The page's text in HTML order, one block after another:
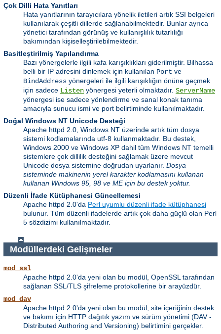
Çok Dilli Hata Yanıtları
Hata yanıtlarının tarayıcılara yönelik iletileri artık SSI belgeleri
kullanılarak çeşitli dillerde sağlanabilmektedir. Bunlar ayrıca
yönetici tarafından görünüş ve kullanışlılık tutarlılığı
bakımından kişiselleştirilebilmektedir.
Basitleştirilmiş Yapılandırma
Bazı yönergelerle ilgili kafa karışıklıkları giderilmiştir. Bilhassa
belli bir IP adresini dinlemek için kullanılan Port ve
BindAddress yönergeleri ile ilgili karışıklığın önüne geçmek
için sadece Listen yönergesi yeterli olmaktadır. ServerName
yönergesi ise sadece yönlendirme ve sanal konak tanıma
amacıyla sunucu ismi ve port belirtiminde kullanılmaktadır.
Doğal Windows NT Unicode Desteği
Apache httpd 2.0, Windows NT üzerinde artık tüm dosya
sistemi kodlamalarında utf-8 kullanmaktadır. Bu destek,
Windows 2000 ve Windows XP dahil tüm Windows NT temelli
sistemlere çok dillilik desteğini sağlamak üzere mevcut
Unicode dosya sistemine doğrudan uyarlanır. Dosya
sisteminde makinenin yerel karakter kodlamasını kullanan
kullanan Windows 95, 98 ve ME için bu destek yoktur.
Düzenli İfade Kütüphanesi Güncellemesi
Apache httpd 2.0'da Perl uyumlu düzenli ifade kütüphanesi
bulunur. Tüm düzenli ifadelerde artık çok daha güçlü olan Perl
5 sözdizimi kullanılmaktadır.
Modüllerdeki Gelişmeler
mod_ssl
Apache httpd 2.0'da yeni olan bu modül, OpenSSL tarafından
sağlanan SSL/TLS şifreleme protokollerine bir arayüzdür.
mod_dav
Apache httpd 2.0'da yeni olan bu modül, site içeriğinin destek
ve bakımı için HTTP dağıtık yazım ve sürüm yönetimi (DAV -
Distributed Authoring and Versioning) belirtimini gerçekler.